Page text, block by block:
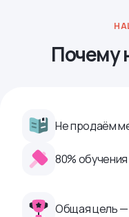
Почему
Не продаём
80%
Общая цель —